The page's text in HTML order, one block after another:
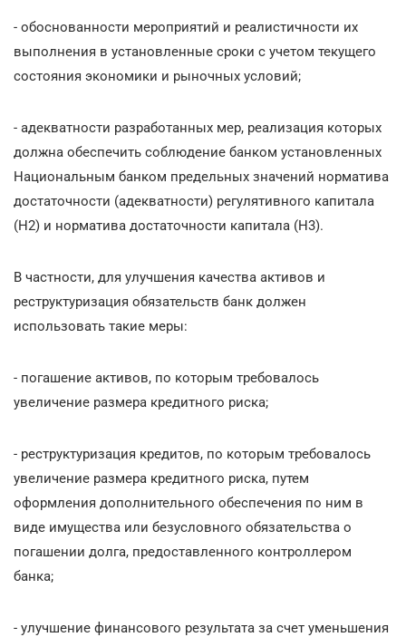
- обоснованности мероприятий и реалистичности их
выполнения в установленные сроки с учетом текущего
состояния экономики и рыночных условий;
- адекватности разработанных мер, реализация которых
должна обеспечить соблюдение банком установленных
Национальным банком предельных значений норматива
достаточности (адекватности) регулятивного капитала
(Н2) и норматива достаточности капитала (Н3).
В частности, для улучшения качества активов и
реструктуризация обязательств банк должен
использовать такие меры:
- погашение активов, по которым требовалось
увеличение размера кредитного риска;
- реструктуризация кредитов, по которым требовалось
увеличение размера кредитного риска, путем
оформления дополнительного обеспечения по ним в
виде имущества или безусловного обязательства о
погашении долга, предоставленного контроллером
банка;
- улучшение финансового результата за счет уменьшения